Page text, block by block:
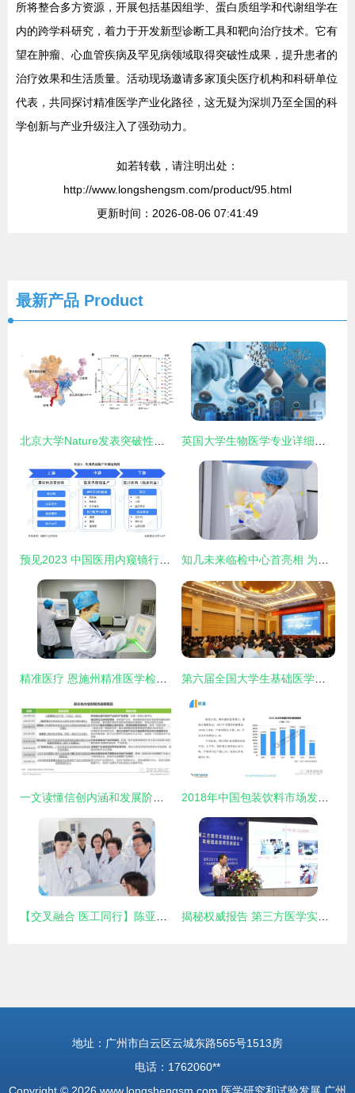
所将整合多方资源，开展包括基因组学、蛋白质组学和代谢组学在
内的跨学科研究，着力于开发新型诊断工具和靶向治疗技术。它有
望在肿瘤、心血管疾病及罕见病领域取得突破性成果，提升患者的
治疗效果和生活质量。活动现场邀请多家顶尖医疗机构和科研单位
代表，共同探讨精准医学产业化路径，这无疑为深圳乃至全国的科
学创新与产业升级注入了强劲动力。
如若转载，请注明出处：
http://www.longshengsm.com/product/95.html
更新时间：2026-08-06 07:41:49
最新产品 Product
地址：广州市白云区云城东路565号1513房
电话：1762060**